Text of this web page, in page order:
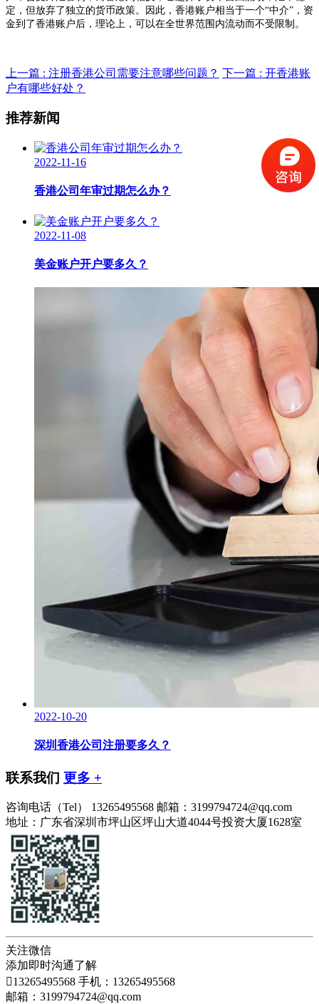
定，但放弃了独立的货币政策。因此，香港账户相当于一个“中介”，资
金到了香港账户后，理论上，可以在全世界范围内流动而不受限制。
上一篇 : 注册香港公司需要注意哪些问题？ 下一篇 : 开香港账
户有哪些好处？
推荐新闻
2022-11-16
香港公司年审过期怎么办？
2022-11-08
美金账户开户要多久？
2022-10-20
深圳香港公司注册要多久？
联系我们 更多 +
咨询电话（Tel） 13265495568 邮箱：3199794724@qq.com
地址：广东省深圳市坪山区坪山大道4044号投资大厦1628室
关注微信
添加即时沟通了解
13265495568 手机：13265495568
邮箱：3199794724@qq.com